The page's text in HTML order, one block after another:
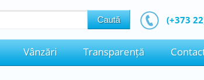
(+373
Vânzări Transparență